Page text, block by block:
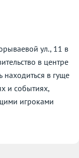
ул., 11 в
в центре
находиться в гуще
и событиях,
игроками